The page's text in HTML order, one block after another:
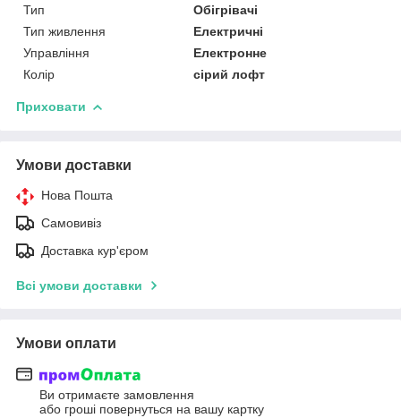
Тип
Обігрівачі
Тип живлення
Електричні
Управління
Електронне
Колір
сірий лофт
Приховати
Умови доставки
Нова Пошта
Самовивіз
Доставка кур'єром
Всі умови доставки
Умови оплати
Ви отримаєте замовлення
або гроші повернуться на вашу картку